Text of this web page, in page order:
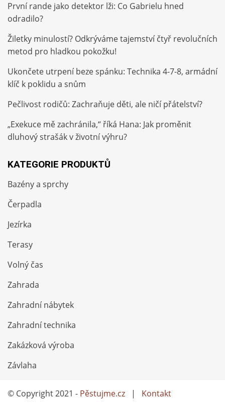
První rande jako detektor lži: Co Gabrielu hned
odradilo?
Žiletky minulostí? Odkrýváme tajemství čtyř revolučních
metod pro hladkou pokožku!
Ukončete utrpení beze spánku: Technika 4-7-8, armádní
klíč k poklidu a snům
Pečlivost rodičů: Zachraňuje děti, ale ničí přátelství?
„Exekuce mě zachránila,“ říká Hana: Jak proměnit
dluhový strašák v životní výhru?
KATEGORIE PRODUKTŮ
Bazény a sprchy
Čerpadla
Jezírka
Terasy
Volný čas
Zahrada
Zahradní nábytek
Zahradní technika
Zakázková výroba
Závlaha
© Copyright 2021 - Pěstujme.cz | Kontakt